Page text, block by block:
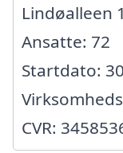
Lindøalleen
Ansatte: 72
Startdato:
CVR: